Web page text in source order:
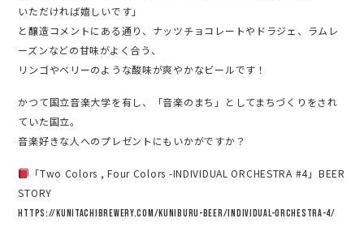
いただければ嬉しいです」
と醸造コメントにある通り、ナッツチョコレートやドラジェ、ラムレ
ーズンなどの甘味がよく合う、
リンゴやベリーのような酸味が爽やかなビールです！
かつて国立音楽大学を有し、「音楽のまち」としてまちづくりをされ
ていた国立。
音楽好きな人へのプレゼントにもいかがですか？
「Two Colors , Four Colors -INDIVIDUAL ORCHESTRA #4」BEER
STORY
https://kunitachibrewery.com/kuniburu-beer/individual-orchestra-4/